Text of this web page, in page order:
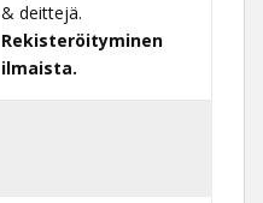
& deittejä.
Rekisteröityminen
ilmaista.